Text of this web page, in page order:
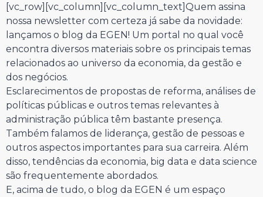
[vc_row][vc_column][vc_column_text]Quem assina
nossa newsletter com certeza já sabe da novidade:
lançamos o blog da EGEN! Um portal no qual você
encontra diversos materiais sobre os principais temas
relacionados ao universo da economia, da gestão e
dos negócios.
Esclarecimentos de propostas de reforma, análises de
políticas públicas e outros temas relevantes à
administração pública têm bastante presença.
Também falamos de liderança, gestão de pessoas e
outros aspectos importantes para sua carreira. Além
disso, tendências da economia, big data e data science
são frequentemente abordados.
E, acima de tudo, o blog da EGEN é um espaço